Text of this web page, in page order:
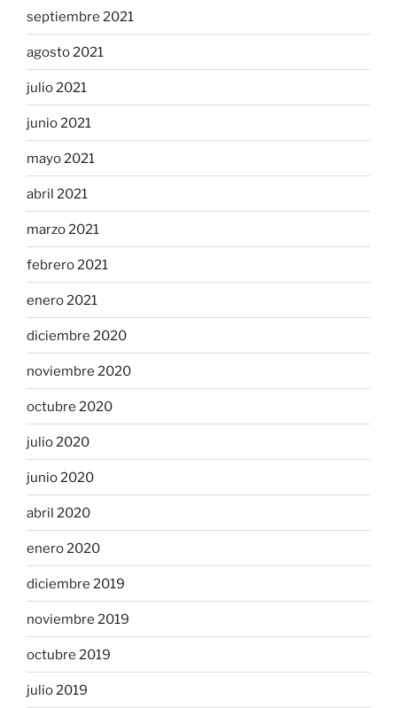
septiembre 2021
agosto 2021
julio 2021
junio 2021
mayo 2021
abril 2021
marzo 2021
febrero 2021
enero 2021
diciembre 2020
noviembre 2020
octubre 2020
julio 2020
junio 2020
abril 2020
enero 2020
diciembre 2019
noviembre 2019
octubre 2019
julio 2019